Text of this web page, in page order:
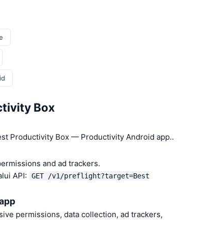
Box
Productivity Box — Productivity Android app..
and ad trackers.
API:
GET /v1/preflight?target=Best
permissions, data collection, ad trackers,